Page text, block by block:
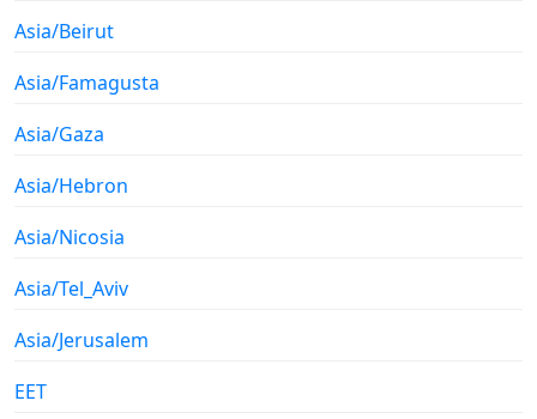
Asia/Beirut
Asia/Famagusta
Asia/Gaza
Asia/Hebron
Asia/Nicosia
Asia/Tel_Aviv
Asia/Jerusalem
EET